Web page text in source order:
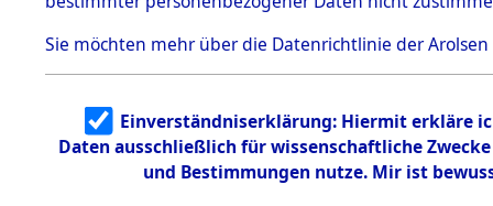
Todesmärsch
en
5.3.2
Identifizierun
g
5.3.3
Todesmärsch
Branch -
0023
Sie möchten mehr über die Datenrichtlinie der Arolsen
Einverständniserklärung: Hiermit erkläre
Daten ausschließlich für wissenschaftliche
und Bestimmungen nutze. Mir ist